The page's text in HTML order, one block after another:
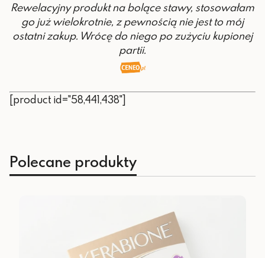
Rewelacyjny produkt na bolące stawy, stosowałam
go już wielokrotnie, z pewnością nie jest to mój
ostatni zakup. Wrócę do niego po zużyciu kupionej
partii.
[product id="58,441,438"]
Polecane produkty